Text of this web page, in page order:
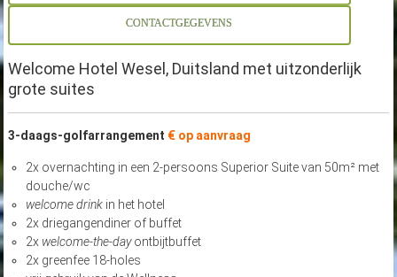
CONTACTGEGEVENS
Welcome Hotel Wesel, Duitsland met uitzonderlijk
grote suites
3-daags-golfarrangement € op aanvraag
2x overnachting in een 2-persoons Superior Suite van 50m² met
douche/wc
welcome drinkin het hotel
2x driegangendiner of buffet
2x welcome-the-dayontbijtbuffet
2x greenfee 18-holes